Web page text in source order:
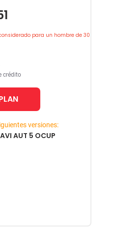
para un hombre de 30
crédito
versiones:
AUT 5 OCUP